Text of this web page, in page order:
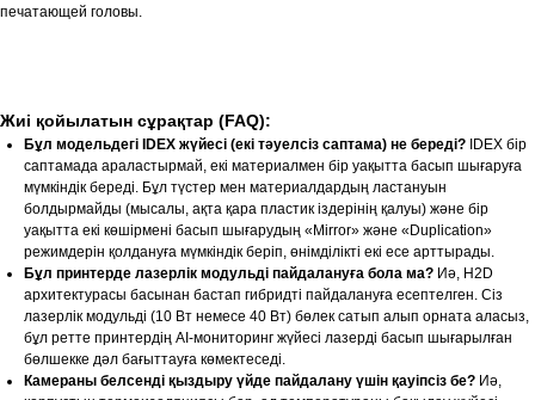
печатающей головы.
Жиі қойылатын сұрақтар (FAQ):
Бұл модельдегі IDEX жүйесі (екі тәуелсіз саптама) не береді? IDEX бір
саптамада араластырмай, екі материалмен бір уақытта басып шығаруға
мүмкіндік береді. Бұл түстер мен материалдардың ластануын
болдырмайды (мысалы, ақта қара пластик іздерінің қалуы) және бір
уақытта екі көшірмені басып шығарудың «Mirror» және «Duplication»
режимдерін қолдануға мүмкіндік беріп, өнімділікті екі есе арттырады.
Бұл принтерде лазерлік модульді пайдалануға бола ма? Иә, H2D
архитектурасы басынан бастап гибридті пайдалануға есептелген. Сіз
лазерлік модульді (10 Вт немесе 40 Вт) бөлек сатып алып орната аласыз,
бұл ретте принтердің AI-мониторинг жүйесі лазерді басып шығарылған
бөлшекке дәл бағыттауға көмектеседі.
Камераны белсенді қыздыру үйде пайдалану үшін қауіпсіз бе? Иә,